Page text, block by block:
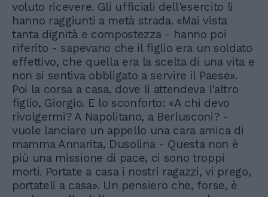
voluto ricevere. Gli ufficiali dell'esercito li
hanno raggiunti a metà strada. «Mai vista
tanta dignità e compostezza - hanno poi
riferito - sapevano che il figlio era un soldato
effettivo, che quella era la scelta di una vita e
non si sentiva obbligato a servire il Paese».
Poi la corsa a casa, dove li attendeva l'altro
figlio, Giorgio. E lo sconforto: «A chi devo
rivolgermi? A Napolitano, a Berlusconi? -
vuole lanciare un appello una cara amica di
mamma Annarita, Dusolina - Questa non è
più una missione di pace, ci sono troppi
morti. Portate a casa i nostri ragazzi, vi prego,
portateli a casa». Un pensiero che, forse, è